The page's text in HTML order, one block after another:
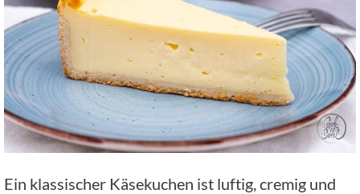
Ein klassischer Käsekuchen ist luftig, cremig und